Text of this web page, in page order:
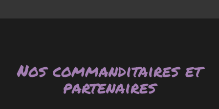
Nos commanditaires et
partenaires